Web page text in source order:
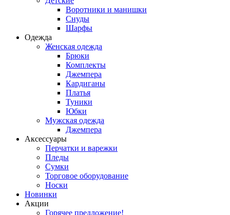
Воротники и манишки
Снуды
Шарфы
Одежда
Женская одежда
Брюки
Комплекты
Джемпера
Кардиганы
Платья
Туники
Юбки
Мужская одежда
Джемпера
Аксессуары
Перчатки и варежки
Пледы
Сумки
Торговое оборудование
Носки
Новинки
Акции
Горячее предложение!